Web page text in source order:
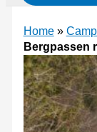
Home»
Bergpassen